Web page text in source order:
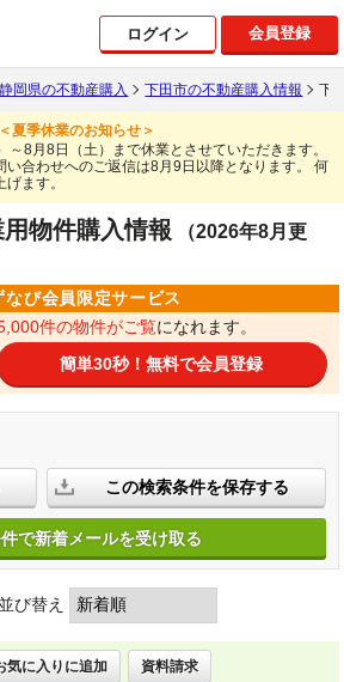
ログイン 会員登録
静岡県の不動産購入 下田市の不動産購入情報 下
＜夏季休業のお知らせ＞
8月8日（土）まで休業とさせていただきます。
合わせへのご返信は8月9日以降となります。
何
ます。
物件購入情報
（2026年8月更
なび会員限定サービス
件の物件がご覧になれます。
簡単30秒！無料で会員登録
この検索条件を保存する
で新着メールを受け取る
並び替え
気に入りに追加 資料請求